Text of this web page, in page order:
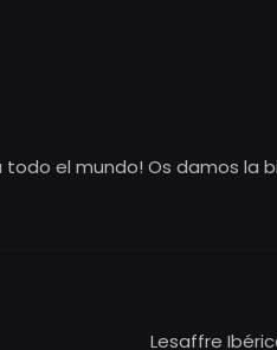
todo el mundo! Os damos
Lesaffre